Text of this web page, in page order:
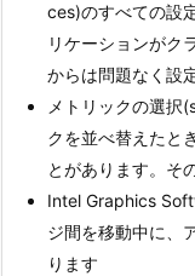
ces)のすべての設
リケーションがク
からは問題なく設
メトリックの選択
クを並べ替えたと
とがあります。そ
Intel Graphics
ジ間を移動中に、
ります